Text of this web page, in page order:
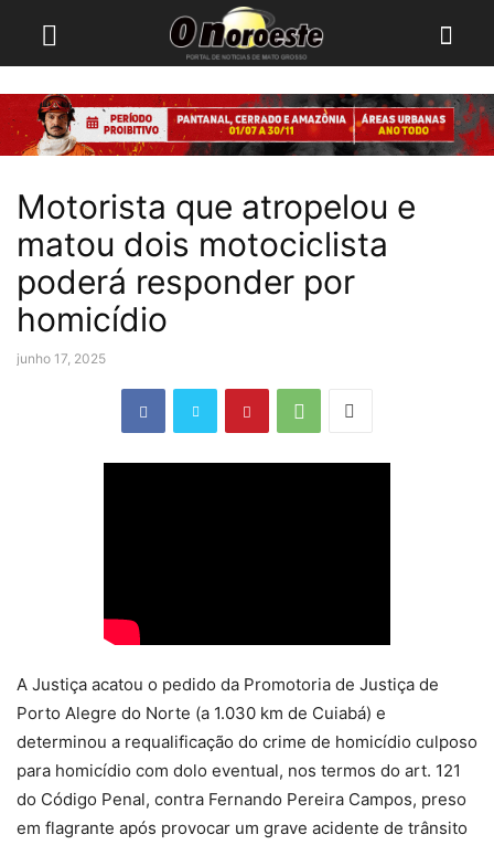
Motorista que atropelou e
matou dois motociclista
poderá responder por
homicídio
junho 17, 2025
A Justiça acatou o pedido da Promotoria de Justiça de
Porto Alegre do Norte (a 1.030 km de Cuiabá) e
determinou a requalificação do crime de homicídio culposo
para homicídio com dolo eventual, nos termos do art. 121
do Código Penal, contra Fernando Pereira Campos, preso
em flagrante após provocar um grave acidente de trânsito